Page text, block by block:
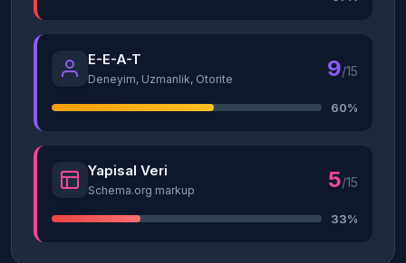
E-E-A-T
Deneyim, Uzmanlik, Otorite 9/15
60%
Yapisal Veri
Schema.org markup 5/15
33%